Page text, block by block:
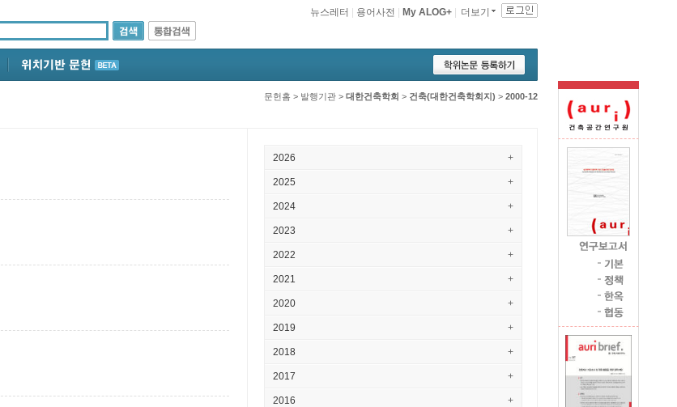
더보기
My ALOG+
용어사전
뉴스레터
문헌홈 > 발행기관 > 대한건축학회 > 건축(대한건축학회지) > 2000-12
2026 +
2025 +
2024 +
2023 +
2022 +
2021 +
2020 +
2019 +
2018 +
2017 +
2016 +